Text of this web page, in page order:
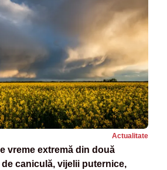
Actualitate
vreme extremă din două
caniculă, vijelii puternice,